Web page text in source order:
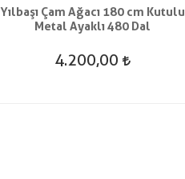
Yılbaşı Çam Ağacı 180 cm Kutulu
Metal Ayaklı 480 Dal
4.200,00